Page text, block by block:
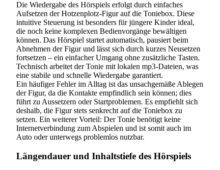
Die Wiedergabe des Hörspiels erfolgt durch einfaches
Aufsetzen der Hotzenplotz-Figur auf die Toniebox. Diese
intuitive Steuerung ist besonders für jüngere Kinder ideal,
die noch keine komplexen Bedienvorgänge bewältigen
können. Das Hörspiel startet automatisch, pausiert beim
Abnehmen der Figur und lässt sich durch kurzes Neusetzen
fortsetzen – ein einfacher Umgang ohne zusätzliche Tasten.
Technisch arbeitet der Tonie mit lokalen mp3-Dateien, was
eine stabile und schnelle Wiedergabe garantiert.
Ein häufiger Fehler im Alltag ist das unsachgemäße Ablegen
der Figur, da die Kontakte empfindlich sein können; dies
führt zu Aussetzern oder Startproblemen. Es empfiehlt sich
deshalb, die Figur stets senkrecht auf die Toniebox zu
setzen. Ein weiterer Vorteil: Der Tonie benötigt keine
Internetverbindung zum Abspielen und ist somit auch im
Auto oder unterwegs problemlos nutzbar.
Längendauer und Inhaltstiefe des Hörspiels